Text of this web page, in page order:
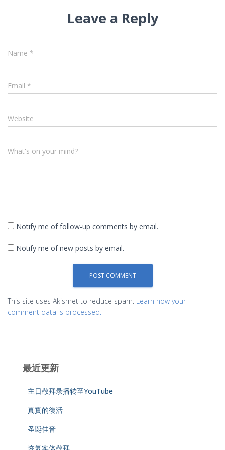
Leave a Reply
Name *
Email *
Website
What's on your mind?
Notify me of follow-up comments by email.
Notify me of new posts by email.
This site uses Akismet to reduce spam. Learn how your
comment data is processed.
最近更新
主日敬拜录播转至YouTube
真實的復活
圣诞佳音